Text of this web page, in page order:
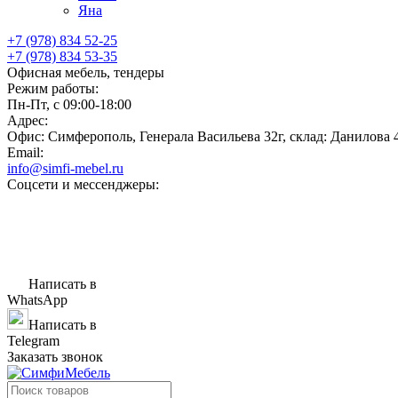
Яна
+7 (978) 834 52-25
+7 (978) 834 53-35
Офисная мебель, тендеры
Режим работы:
Пн-Пт, с 09:00-18:00
Адрес:
Офис: Симферополь, Генерала Васильева 32г, склад: Данилова
Email:
info@simfi-mebel.ru
Соцсети и мессенджеры:
Написать в
WhatsApp
Написать в
Telegram
Заказать звонок